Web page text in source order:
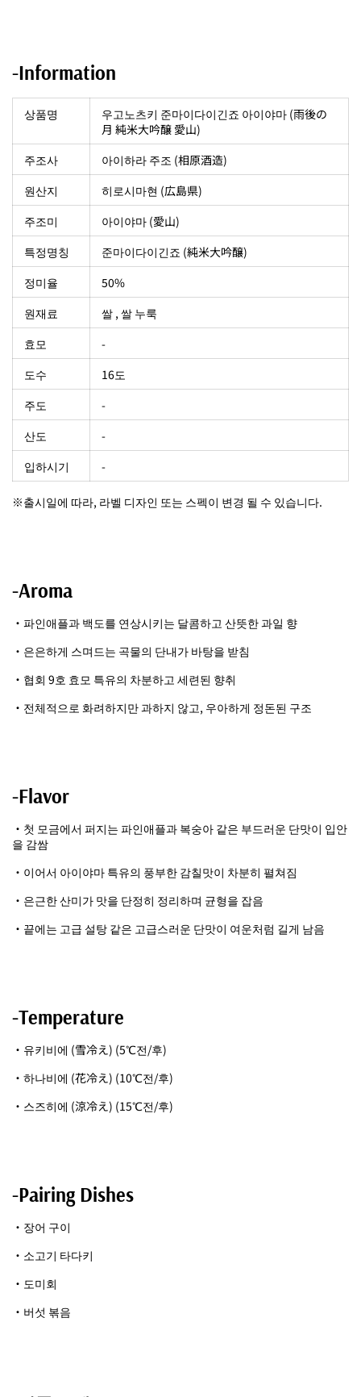
-Information
상품명
우고노츠키 준마이다이긴죠 아이야마 (雨後の
月 純米大吟醸 愛山)
주조사
아이하라 주조 (相原酒造)
원산지
히로시마현 (広島県)
주조미
아이야마 (愛山)
특정명칭
준마이다이긴죠 (純米大吟醸)
정미율
50%
원재료
쌀 , 쌀 누룩
효모
-
도수
16도
주도
-
산도
-
입하시기
-
※출시일에 따라, 라벨 디자인 또는 스펙이 변경 될 수 있습니다.
-Aroma
・파인애플과 백도를 연상시키는 달콤하고 산뜻한 과일 향
・은은하게 스며드는 곡물의 단내가 바탕을 받침
・협회 9호 효모 특유의 차분하고 세련된 향취
・전체적으로 화려하지만 과하지 않고, 우아하게 정돈된 구조
-Flavor
・첫 모금에서 퍼지는 파인애플과 복숭아 같은 부드러운 단맛이 입안
을 감쌈
・이어서 아이야마 특유의 풍부한 감칠맛이 차분히 펼쳐짐
・은근한 산미가 맛을 단정히 정리하며 균형을 잡음
・끝에는 고급 설탕 같은 고급스러운 단맛이 여운처럼 길게 남음
-Temperature
・유키비에 (雪冷え) (5℃전/후)
・하나비에 (花冷え) (10℃전/후)
・스즈히에 (涼冷え) (15℃전/후)
-Pairing Dishes
・장어 구이
・소고기 타다키
・도미회
・버섯 볶음